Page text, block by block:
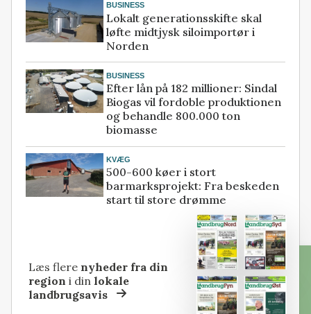
BUSINESS
Lokalt generationsskifte skal
løfte midtjysk siloimportør i
Norden
BUSINESS
Efter lån på 182 millioner: Sindal
Biogas vil fordoble produktionen
og behandle 800.000 ton
biomasse
KVÆG
500-600 køer i stort
barmarksprojekt: Fra beskeden
start til store drømme
Læs flere nyheder fra din
region i dinlokale
landbrugsavis